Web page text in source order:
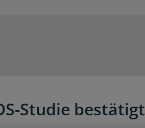
Studie bestätigt